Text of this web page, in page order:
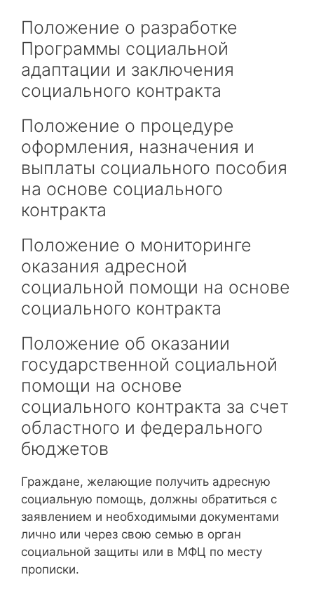
Положение о разработке
Программы социальной
адаптации и заключения
социального контракта
Положение о процедуре
оформления, назначения и
выплаты социального пособия
на основе социального
контракта
Положение о мониторинге
оказания адресной
социальной помощи на основе
социального контракта
Положение об оказании
государственной социальной
помощи на основе
социального контракта за счет
областного и федерального
бюджетов
Граждане, желающие получить адресную
социальную помощь, должны обратиться с
заявлением и необходимыми документами
лично или через свою семью в орган
социальной защиты или в МФЦ по месту
прописки.